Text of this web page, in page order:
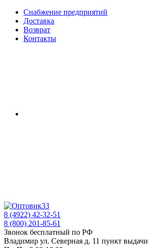
Снабжение предприятий
Доставка
Возврат
Контакты
8 (4922) 42-32-51
8 (800) 201-85-61
Звонок бесплатный по РФ
Владимир ул. Северная д. 11 пункт выдачи